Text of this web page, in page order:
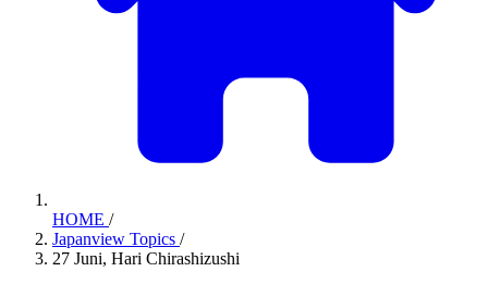
HOME /
Japanview Topics /
27 Juni, Hari Chirashizushi